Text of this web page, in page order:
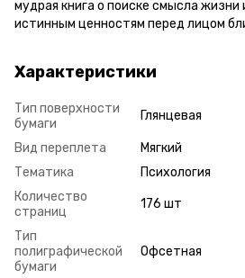
мудрая книга о поиске смысла жизни
истинным ценностям перед лицом
Характеристики
Тип поверхности
бумаги
Глянцевая
Вид переплета
Мягкий
Тематика
Психология
Количество
страниц
176 шт
Тип
полиграфической
бумаги
Офсетная